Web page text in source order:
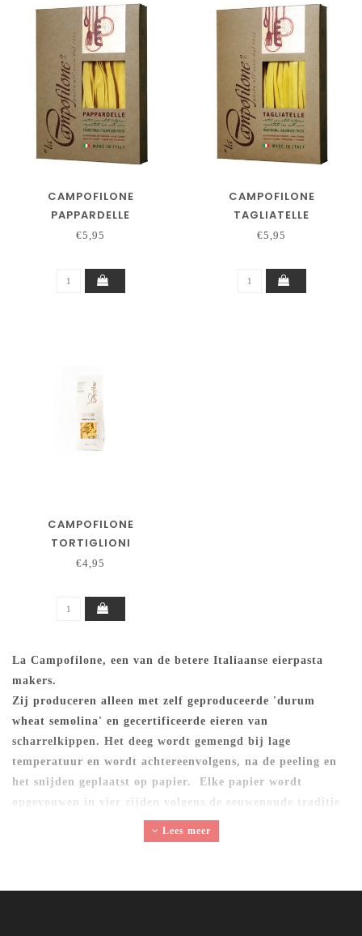
CAMPOFILONE
PAPPARDELLE
€5,95
CAMPOFILONE
TAGLIATELLE
€5,95
CAMPOFILONE
TORTIGLIONI
€4,95
La Campofilone, een van de betere Italiaanse eierpasta
makers.
Zij produceren alleen met zelf geproduceerde 'durum
wheat semolina' en gecertificeerde eieren van
scharrelkippen. Het deeg wordt gemengd bij lage
temperatuur en wordt achtereenvolgens, na de peeling en
het snijden geplaatst op papier. Elke papier wordt
opgevouwen in vier zijden volgens de eeuwenoude traditie
van Campofilone. De laatste stap van het productieproces
is het drogen, wordt gedaan op zeer lage temperatuur
Lees meer